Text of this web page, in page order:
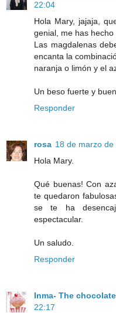
22:04
Hola Mary, jajaja,
genial, me has hecho
Las magdalenas
encanta la
naranja o limón y el
Un beso fuerte y
Responder
rosa 18 de marzo
Hola Mary.
Qué buenas! Con
te quedaron
se te ha
espectacular.
Un saludo.
Responder
Inma- The
22:17